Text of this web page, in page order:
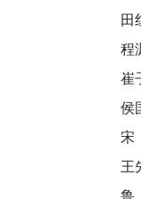
田红梅
程渊波 县
崔子
侯国
宋
王先